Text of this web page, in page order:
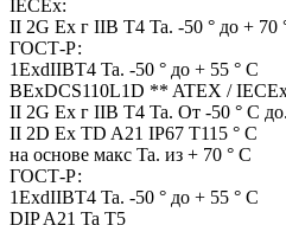
IECEx:
II 2G Ex г IIB T4 Ta. -50 ° до + 70
ГОСТ-Р:
1ExdIIBT4 Ta. -50 ° до + 55 ° C
BExDCS110L1D ** ATEX /
II 2G Ex г IIB T4 Ta. От -50 ° C
II 2D Ex TD A21 IP67 T115 ° C
на основе макс Ta. из + 70 ° C
ГОСТ-Р:
1ExdIIBT4 Ta. -50 ° до + 55 ° C
DIP A21 Ta T5